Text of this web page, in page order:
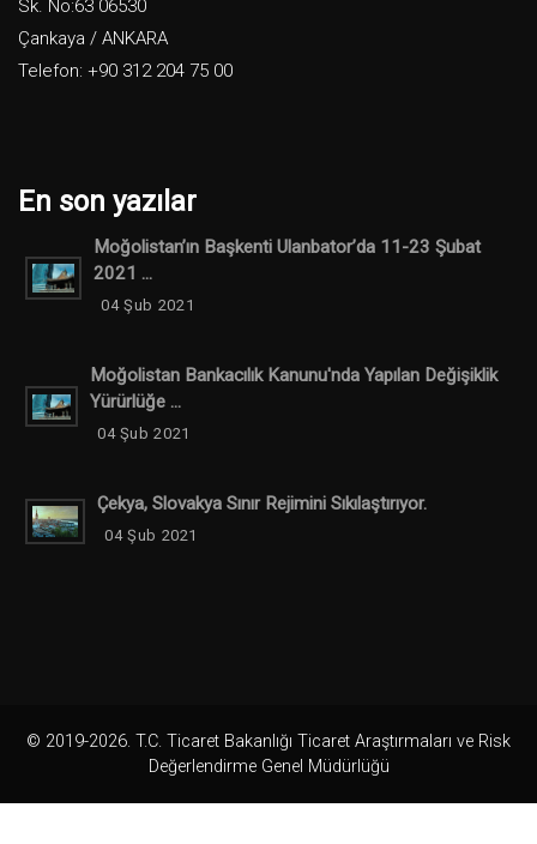
Sk. No:63 06530
Çankaya / ANKARA
Telefon: +90 312 204 75 00
En son yazılar
Moğolistan’ın Başkenti Ulanbator’da 11-23 Şubat
2021 ...
04 Şub 2021
Moğolistan Bankacılık Kanunu'nda Yapılan Değişiklik
Yürürlüğe ...
04 Şub 2021
Çekya, Slovakya Sınır Rejimini Sıkılaştırıyor.
04 Şub 2021
© 2019-2026. T.C. Ticaret Bakanlığı Ticaret Araştırmaları ve Risk
Değerlendirme Genel Müdürlüğü